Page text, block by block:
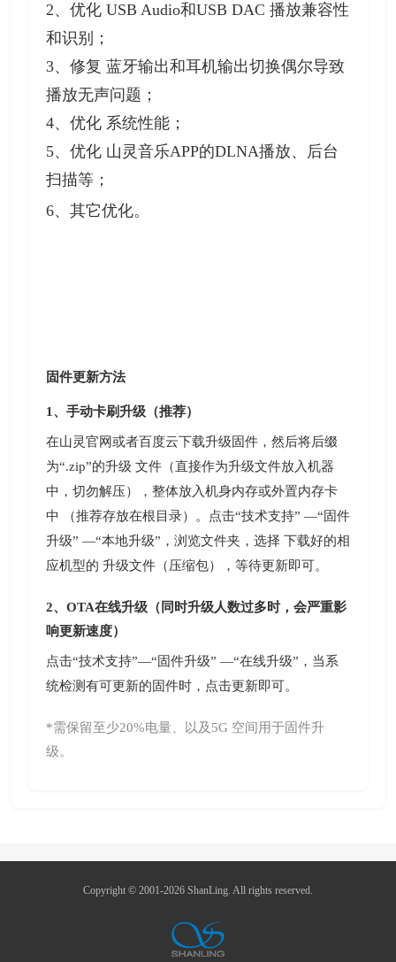
2、优化 USB Audio和USB DAC 播放兼容性
和识别；
3、修复 蓝牙输出和耳机输出切换偶尔导致
播放无声问题；
4、优化 系统性能；
5、优化 山灵音乐APP的DLNA播放、后台
扫描等；
6、其它优化。
固件更新方法
1、手动卡刷升级（推荐）
在山灵官网或者百度云下载升级固件，然后将后缀
为“.zip”的升级 文件（直接作为升级文件放入机器
中，切勿解压），整体放入机身内存或外置内存卡
中 （推荐存放在根目录）。点击“技术支持” —“固件
升级” —“本地升级”，浏览文件夹，选择 下载好的相
应机型的 升级文件（压缩包），等待更新即可。
2、OTA在线升级（同时升级人数过多时，会严重影
响更新速度）
点击“技术支持”—“固件升级” —“在线升级”，当系
统检测有可更新的固件时，点击更新即可。
*需保留至少20%电量、以及5G 空间用于固件升
级。
Copyright © 2001-2026 ShanLing. All rights reserved.